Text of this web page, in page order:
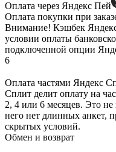
Оплата через Яндекс Пей
Оплата покупки при
Внимание! Кэшбек
условии оплаты
подключенной опции
6
Оплата частями Яндекс
Сплит делит оплату на
2, 4 или 6 месяцев. Это не
него нет длинных анкет,
скрытых условий.
Обмен и возврат